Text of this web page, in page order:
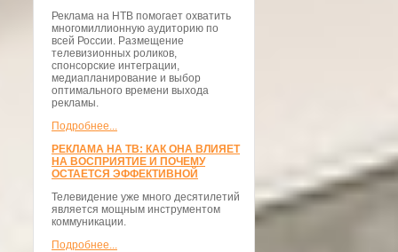
Реклама на НТВ помогает охватить
многомиллионную аудиторию по
всей России. Размещение
телевизионных роликов,
спонсорские интеграции,
медиапланирование и выбор
оптимального времени выхода
рекламы.
Подробнее...
РЕКЛАМА НА ТВ: КАК ОНА ВЛИЯЕТ
НА ВОСПРИЯТИЕ И ПОЧЕМУ
ОСТАЕТСЯ ЭФФЕКТИВНОЙ
Телевидение уже много десятилетий
является мощным инструментом
коммуникации.
Подробнее...